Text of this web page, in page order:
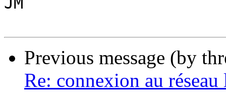
Previous message (by
Re: connexion au